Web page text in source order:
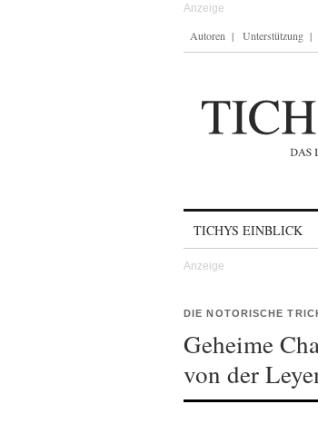
Autoren Unterstützung
TICHYS EINBLICK
DIE NOTORISCHE
Geheime
von der